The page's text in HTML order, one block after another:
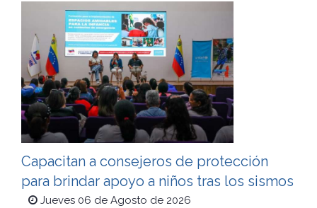
Capacitan a consejeros de protección
para brindar apoyo a niños tras los sismos
Jueves 06 de Agosto de 2026